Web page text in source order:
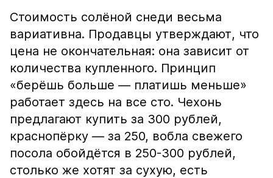
Стоимость солёной снеди весьма
вариативна. Продавцы утверждают, что
цена не окончательная: она зависит от
количества купленного. Принцип
«берёшь больше — платишь меньше»
работает здесь на все сто. Чехонь
предлагают купить за 300 рублей,
краснопёрку — за 250, вобла свежего
посола обойдётся в 250-300 рублей,
столько же хотят за сухую, есть